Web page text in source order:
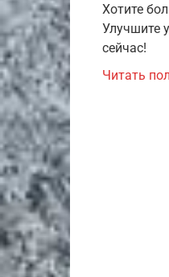
Хотите
Улучшите
сейчас!
Читать